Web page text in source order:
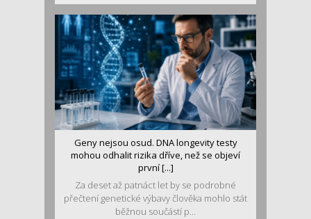
Geny nejsou osud. DNA longevity testy
mohou odhalit rizika dříve, než se objeví
první [...]
Za deset až patnáct let by se podrobné
přečtení genetické výbavy člověka mohlo stát
běžnou součástí p...